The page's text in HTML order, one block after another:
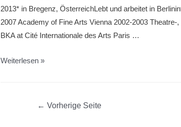
2013* in Bregenz, ÖsterreichLebt und arbeitet in
2007 Academy of Fine Arts Vienna 2002-2003
BKA at Cité Internationale des Arts Paris …
Anwander,
Weiterlesen »
Beitragsnavigation
← Vorherige Seite